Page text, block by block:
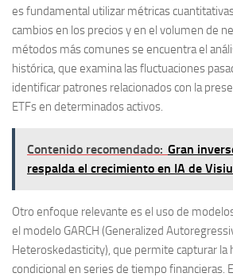
es fundamental utilizar métricas
cambios en los precios y en el volumen de
métodos más comunes se encuentra el
histórica, que examina las fluctuaciones
identificar patrones relacionados con la
ETFs en determinados activos.
Contenido recomendado: Gran
respalda el crecimiento en IA de
Otro enfoque relevante es el uso de
el modelo GARCH (Generalized
Heteroskedasticity), que permite capturar la
condicional en series de tiempo financieras.